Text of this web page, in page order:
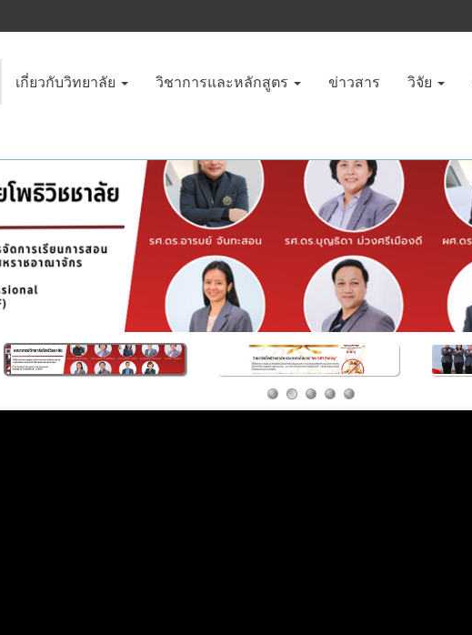
เกี่ยวกับวิทยาลัย วิชาการและหลักสูตร ข่าวสาร วิจัย